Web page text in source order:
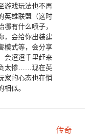
游戏玩法也不再
英雄联盟（这时
有什么喷子，
，会给你出装建
模式等，会分享
会迢迢千里赶来
太惨……现在英
家的心态也在悄
似。
传奇